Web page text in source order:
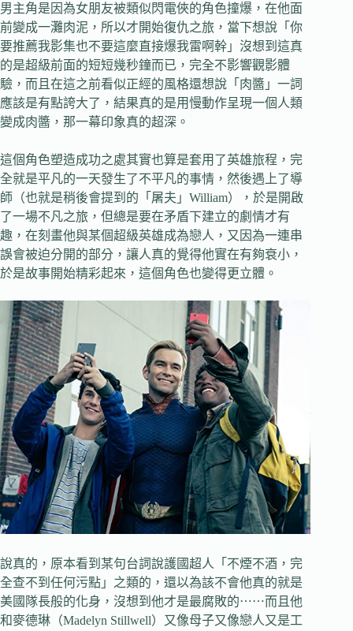
男主角是因為女朋友被類似閃電俠的角色撞爆，在他面
前變成一灘肉泥，所以才開始復仇之旅，當下想說「你
要推薦我影集也不要這麼直接爆我雷啊幹」沒想到這真
的是超級前面的短短幾秒鐘而已，完全不影響觀影體
驗，而且在這之前看似正經的風格還想說「肉醬」一詞
應該是有點誇大了，結果真的是用慢動作呈現一個人類
變成肉醬，那一幕印象真的超深。
這個角色塑造成功之處其實也算是套用了英雄旅程，完
全就是平凡的一天發生了不平凡的事情，然後遇上了導
師（也就是稍後會提到的「屠夫」William），於是開啟
了一場不凡之旅，但總是要在矛盾下建立的劇情才有
趣，在刻畫他與某個超級英雄成為戀人，又因為一連串
誤會被迫分開的部分，讓人真的覺得他實在有夠衰小，
於是故事開始精彩起來，這個角色也變得更立體。
說真的，原本看到某句台詞說護國超人「不煙不酒，完
全查不到任何污點」之類的，還以為該不會他真的就是
美國隊長般的化身，沒想到他才是最腐敗的⋯⋯而且他
和麥德琳（Madelyn Stillwell）又像母子又像戀人又是工